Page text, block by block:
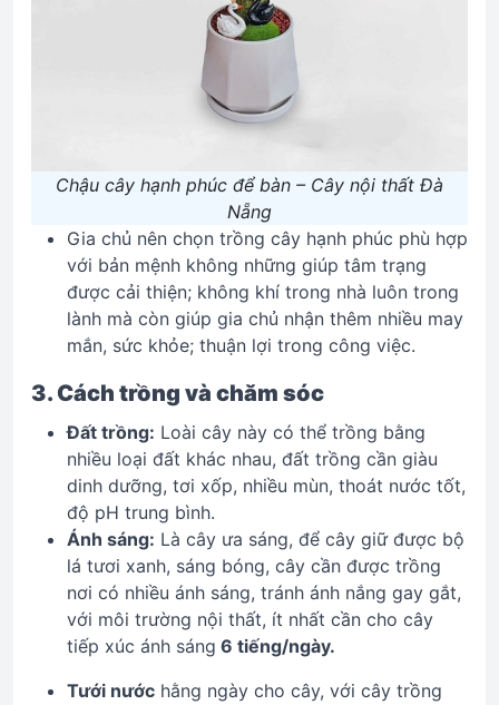
Chậu cây hạnh phúc để bàn – Cây nội thất Đà
Nẵng
Gia chủ nên chọn trồng cây hạnh phúc phù hợp
với bản mệnh không những giúp tâm trạng
được cải thiện; không khí trong nhà luôn trong
lành mà còn giúp gia chủ nhận thêm nhiều may
mắn, sức khỏe; thuận lợi trong công việc.
3. Cách trồng và chăm sóc
Đất trồng: Loài cây này có thể trồng bằng
nhiều loại đất khác nhau, đất trồng cần giàu
dinh dưỡng, tơi xốp, nhiều mùn, thoát nước tốt,
độ pH trung bình.
Ánh sáng: Là cây ưa sáng, để cây giữ được bộ
lá tươi xanh, sáng bóng, cây cần được trồng
nơi có nhiều ánh sáng, tránh ánh nắng gay gắt,
với môi trường nội thất, ít nhất cần cho cây
tiếp xúc ánh sáng 6 tiếng/ngày.
Tưới nước hằng ngày cho cây, với cây trồng